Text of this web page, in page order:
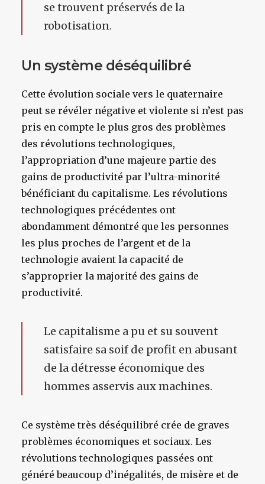
se trouvent préservés de la
robotisation.
Un système déséquilibré
Cette évolution sociale vers le quaternaire
peut se révéler négative et violente si n’est pas
pris en compte le plus gros des problèmes
des révolutions technologiques,
l’appropriation d’une majeure partie des
gains de productivité par l’ultra-minorité
bénéficiant du capitalisme. Les révolutions
technologiques précédentes ont
abondamment démontré que les personnes
les plus proches de l’argent et de la
technologie avaient la capacité de
s’approprier la majorité des gains de
productivité.
Le capitalisme a pu et su souvent
satisfaire sa soif de profit en abusant
de la détresse économique des
hommes asservis aux machines.
Ce système très déséquilibré crée de graves
problèmes économiques et sociaux. Les
révolutions technologiques passées ont
généré beaucoup d’inégalités, de misère et de